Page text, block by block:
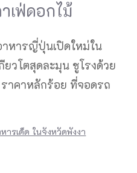
เฟ่ดอกไม้
หารญี่ปุ่นเปิดใหม่ใน
ยวโตสุดละมุน ชูโรงด้วย
าคาหลักร้อย ที่จอดรถ
ารเด็ด ในจังหวัดพังงา